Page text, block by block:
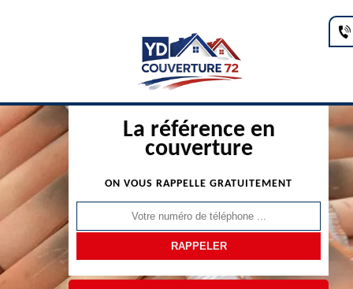
La référence en
couverture
ON VOUS RAPPELLE GRATUITEMENT